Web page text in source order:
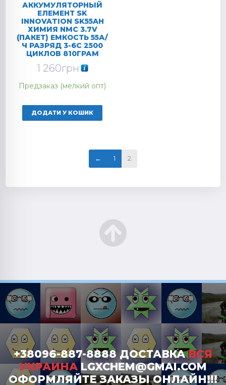
АККУМУЛЯТОРНЫЙ
ЕЛЕМЕНТ SK
INNOVATION SK55AH
ХИМИЯ NMC 3.7V
(ПАКЕТ) ЕМКОСТЬ 55А/
Ч РАЗРЯД 3-6C 2500
ЦИКЛОВ 810ГРАМ
1 260грн
Предзаказ (мелкий опт)
ДОДАТИ У КОШИК
← 1 2
+38096-887-8888 ДОСТАВКАВСЯ
УКРАИНА LGXCHEM@GMAI.COM
ОФОРМЛЯЙТЕ ЗАКАЗЫ ОНЛАЙН!!!